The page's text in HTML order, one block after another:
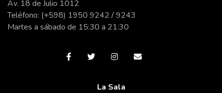
Av. 18 de Julio 1012
Teléfono: (+598) 1950 9242 / 9243
Martes a sábado de 15:30 a 21:30
La Sala